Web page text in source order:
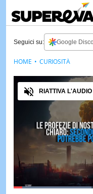
Seguici su: Google
Loaded:39.16%
Audio
RIATTIVA L'AUDIO
HOME CURIOSITÀ